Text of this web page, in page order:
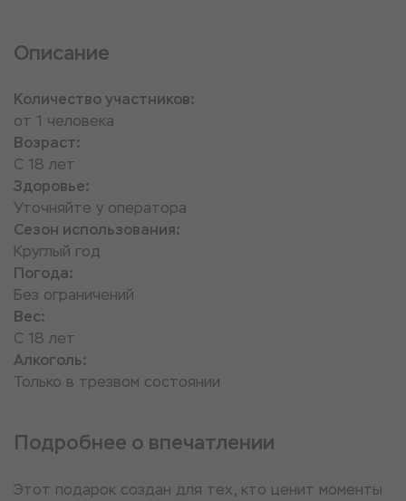
Описание
Количество участников:
от 1 человека
Возраст:
С 18 лет
Здоровье:
Уточняйте у оператора
Сезон использования:
Круглый год
Погода:
Без ограничений
Вес:
С 18 лет
Алкоголь:
Только в трезвом состоянии
Подробнее о впечатлении
Этот подарок создан для тех, кто ценит моменты